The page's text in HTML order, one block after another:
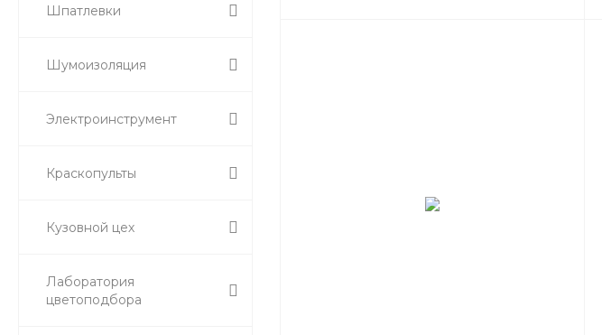
Шпатлевки
Шумоизоляция
Электроинструмент
Краскопульты
Кузовной цех
Лаборатория
цветоподбора